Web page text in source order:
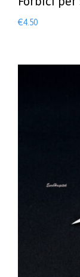
€4.50